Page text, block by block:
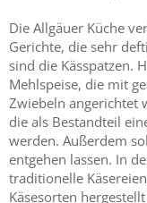
Die Allgäuer Küche
Gerichte, die sehr
sind die Kässpatzen.
Mehlspeise, die mit
Zwiebeln angerichtet
die als Bestandteil
werden. Außerdem
entgehen lassen. In
traditionelle
Käsesorten